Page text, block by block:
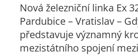
Nová železniční linka Ex
Pardubice – Vratislav –
představuje významný
mezistátního spojení